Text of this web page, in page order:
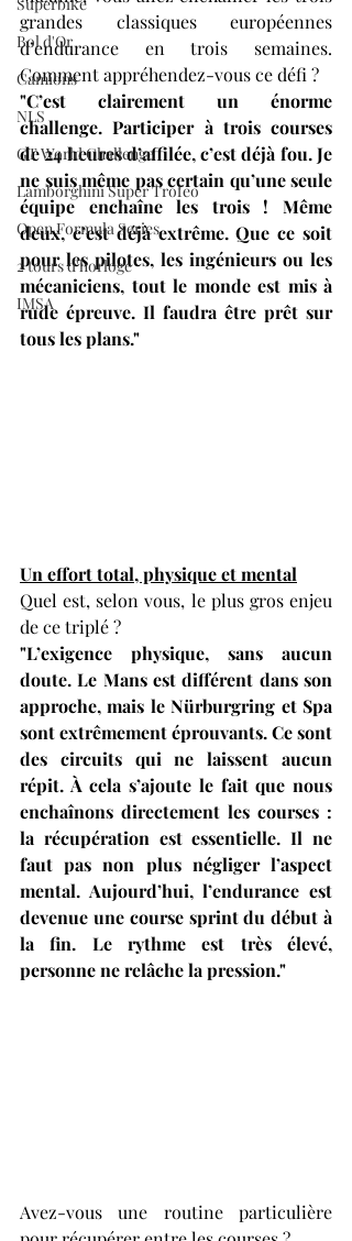
Bol d'Or
Camions
NLS
GT World Challenge
Lamborghini Super Trofeo
Open Formula Series
2 tours d'horloge
IMSA
grandes classiques européennes
d’endurance en trois semaines.
Comment appréhendez-vous ce défi ?
"C’est clairement un énorme
challenge. Participer à trois courses
de 24 heures d’affilée, c’est déjà fou. Je
ne suis même pas certain qu’une seule
équipe enchaîne les trois ! Même
deux, c’est déjà extrême. Que ce soit
pour les pilotes, les ingénieurs ou les
mécaniciens, tout le monde est mis à
rude épreuve. Il faudra être prêt sur
tous les plans."
Un effort total, physique et mental
Quel est, selon vous, le plus gros enjeu
de ce triplé ?
"L’exigence physique, sans aucun
doute. Le Mans est différent dans son
approche, mais le Nürburgring et Spa
sont extrêmement éprouvants. Ce sont
des circuits qui ne laissent aucun
répit. À cela s’ajoute le fait que nous
enchaînons directement les courses :
la récupération est essentielle. Il ne
faut pas non plus négliger l’aspect
mental. Aujourd’hui, l’endurance est
devenue une course sprint du début à
la fin. Le rythme est très élevé,
personne ne relâche la pression."
Avez-vous une routine particulière